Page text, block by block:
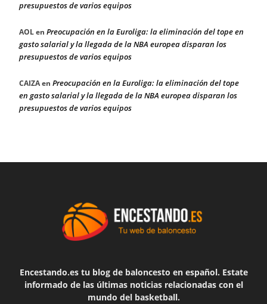
presupuestos de varios equipos
AOLen Preocupación en la Euroliga: la eliminación del tope en
gasto salarial y la llegada de la NBA europea disparan los
presupuestos de varios equipos
CAIZAen Preocupación en la Euroliga: la eliminación del tope
en gasto salarial y la llegada de la NBA europea disparan los
presupuestos de varios equipos
Encestando.es tu blog de baloncesto en español. Estate
informado de las últimas noticias relacionadas con el
mundo del basketball.